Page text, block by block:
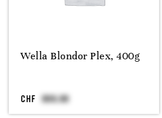
Wella Blondor Plex, 400g
CHF